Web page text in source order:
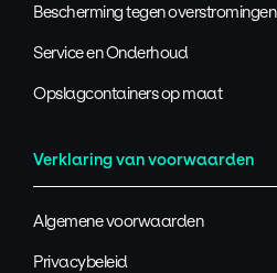
Bescherming tegen overstromingen
Service en Onderhoud
Opslagcontainers op maat
Verklaring van voorwaarden
Algemene voorwaarden
Privacybeleid